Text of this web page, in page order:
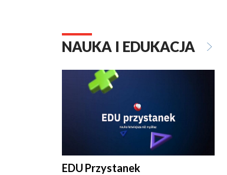
NAUKA I EDUKACJA
EDU Przystanek